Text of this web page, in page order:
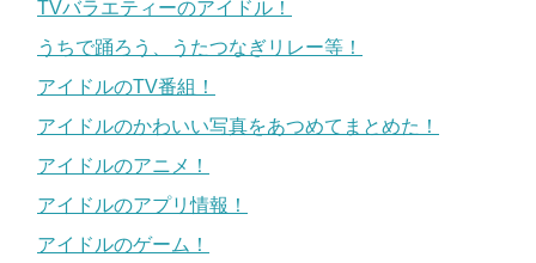
TVバラエティーのアイドル！
うちで踊ろう、うたつなぎリレー等！
アイドルのTV番組！
アイドルのかわいい写真をあつめてまとめた！
アイドルのアニメ！
アイドルのアプリ情報！
アイドルのゲーム！